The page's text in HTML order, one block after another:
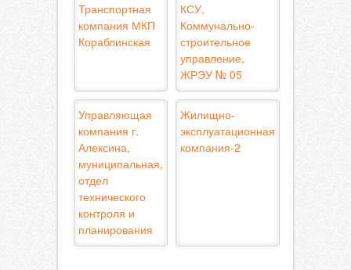
Транспортная
компания МКП
Кораблинская
КСУ,
Коммунально-
строительное
управление,
ЖРЭУ № 05
Управляющая
компания г.
Алексина,
муниципальная,
отдел
технического
контроля и
планирования
Жилищно-
эксплуатационная
компания-2